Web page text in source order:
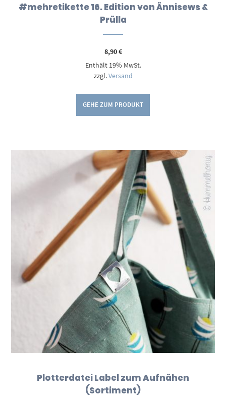
#mehretikette 16. Edition von Ännisews &
Prülla
8,90€
Enthält 19% MwSt.
zzgl.Versand
GEHE ZUM PRODUKT
Plotterdatei Label zum Aufnähen
(Sortiment)